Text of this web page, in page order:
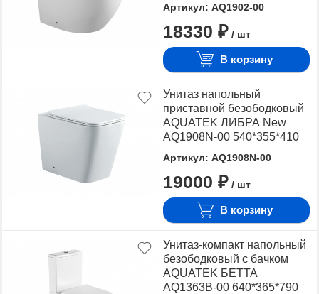
тонкое сиденье с
механизмом плавного
Артикул: AQ1902-00
18330 ₽ / шт
В корзину
Унитаз напольный
приставной безободковый
AQUATEK ЛИБРА New
AQ1908N-00 540*355*410
выпуск, тонкое сиденье с
механизмом плавного
Артикул: AQ1908N-00
19000 ₽ / шт
В корзину
Унитаз-компакт напольный
безободковый с бачком
AQUATEK БЕТТА
AQ1363B-00 640*365*790